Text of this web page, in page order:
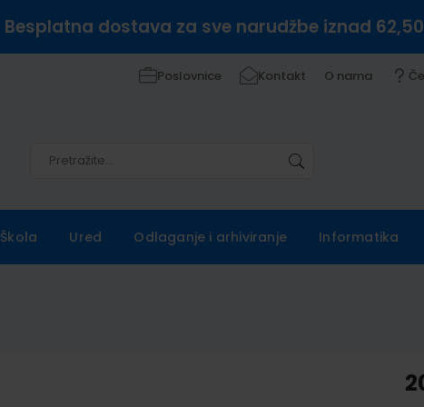
Besplatna dostava za sve narudžbe iznad
Poslovnice Kontakt O nama
Škola Ured Odlaganje i arhiviranje Informatika